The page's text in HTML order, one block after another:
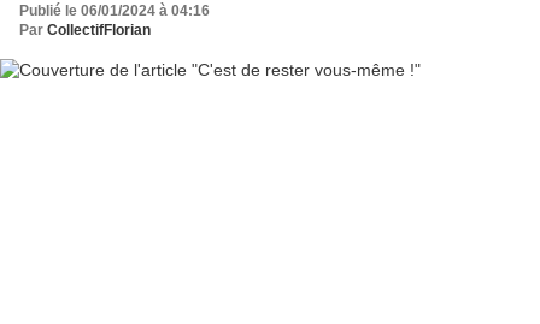
Publié le 06/01/2024 à 04:16
Par CollectifFlorian